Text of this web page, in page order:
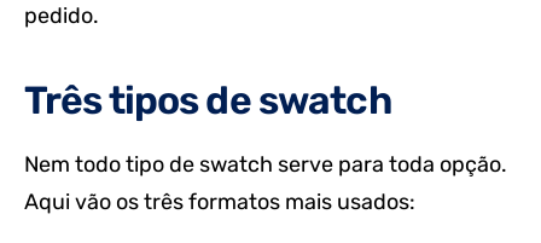
pedido.
Três tipos de swatch
Nem todo tipo de swatch serve para toda opção.
Aqui vão os três formatos mais usados: